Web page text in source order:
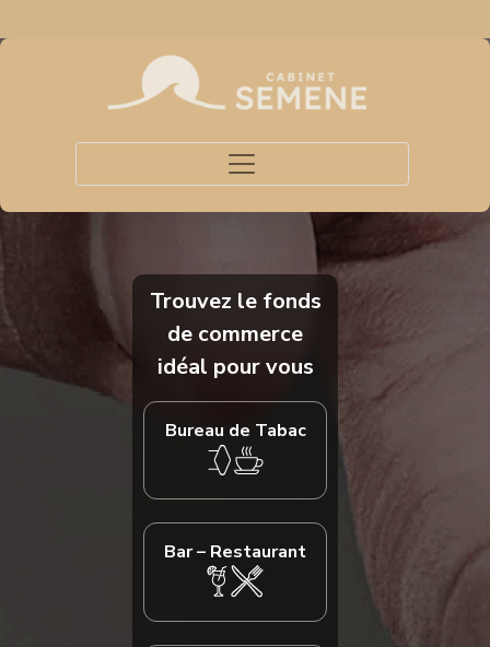
Toggle navigation
Trouvez le fonds
de commerce
idéal pour vous
Bureau de Tabac
Bar – Restaurant